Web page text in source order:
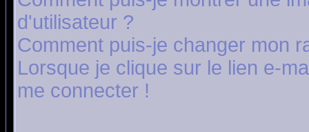
d'utilisateur ?
Comment puis-je changer mon
Lorsque je clique sur le lien e-
me connecter !